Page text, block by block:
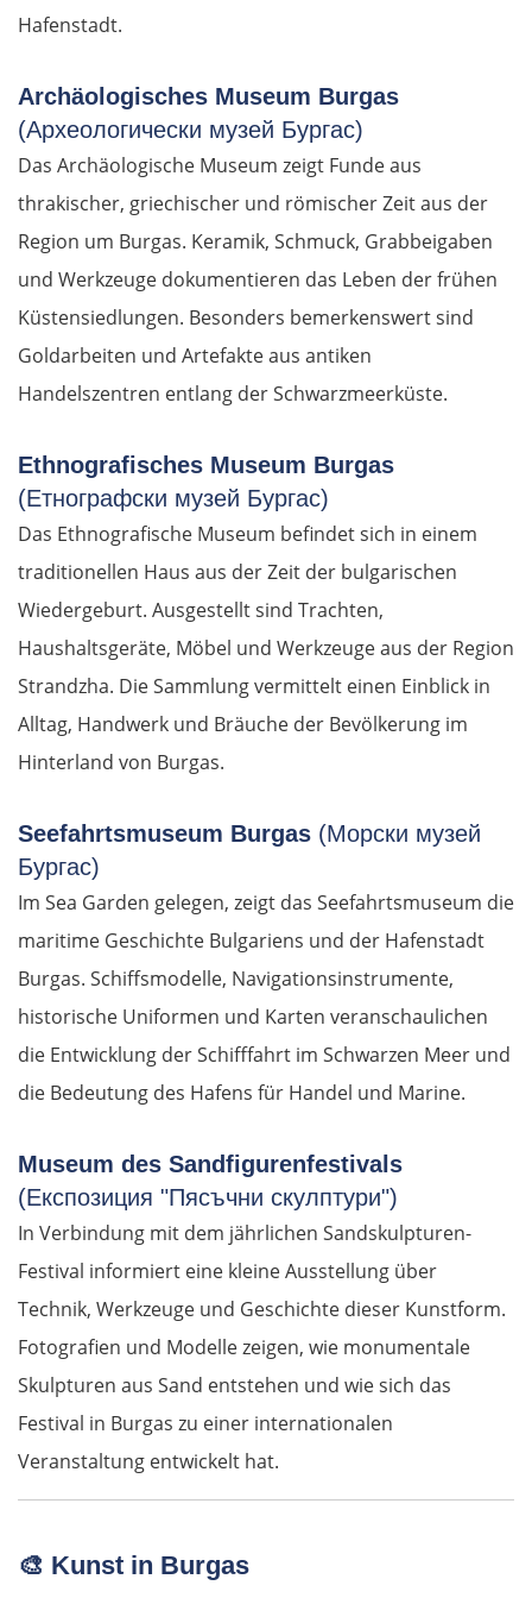
Hafenstadt.
Archäologisches Museum Burgas
(Археологически музей Бургас)
Das Archäologische Museum zeigt Funde aus
thrakischer, griechischer und römischer Zeit aus der
Region um Burgas. Keramik, Schmuck, Grabbeigaben
und Werkzeuge dokumentieren das Leben der frühen
Küstensiedlungen. Besonders bemerkenswert sind
Goldarbeiten und Artefakte aus antiken
Handelszentren entlang der Schwarzmeerküste.
Ethnografisches Museum Burgas
(Етнографски музей Бургас)
Das Ethnografische Museum befindet sich in einem
traditionellen Haus aus der Zeit der bulgarischen
Wiedergeburt. Ausgestellt sind Trachten,
Haushaltsgeräte, Möbel und Werkzeuge aus der Region
Strandzha. Die Sammlung vermittelt einen Einblick in
Alltag, Handwerk und Bräuche der Bevölkerung im
Hinterland von Burgas.
Seefahrtsmuseum Burgas (Морски музей
Бургас)
Im Sea Garden gelegen, zeigt das Seefahrtsmuseum die
maritime Geschichte Bulgariens und der Hafenstadt
Burgas. Schiffsmodelle, Navigationsinstrumente,
historische Uniformen und Karten veranschaulichen
die Entwicklung der Schifffahrt im Schwarzen Meer und
die Bedeutung des Hafens für Handel und Marine.
Museum des Sandfigurenfestivals
(Експозиция "Пясъчни скулптури")
In Verbindung mit dem jährlichen Sandskulpturen-
Festival informiert eine kleine Ausstellung über
Technik, Werkzeuge und Geschichte dieser Kunstform.
Fotografien und Modelle zeigen, wie monumentale
Skulpturen aus Sand entstehen und wie sich das
Festival in Burgas zu einer internationalen
Veranstaltung entwickelt hat.
🎨 Kunst in Burgas